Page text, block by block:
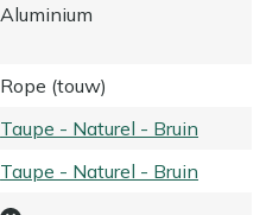
Aluminium
Rope (touw)
Taupe - Naturel - Bruin
Taupe - Naturel - Bruin